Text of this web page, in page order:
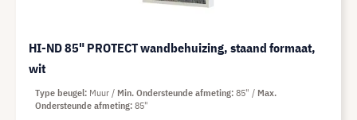
HI-ND 85" PROTECT wandbehuizing, staand formaat,
wit
Type beugel Muur Min. Ondersteunde afmeting 85"
Max.
Ondersteunde afmeting 85"